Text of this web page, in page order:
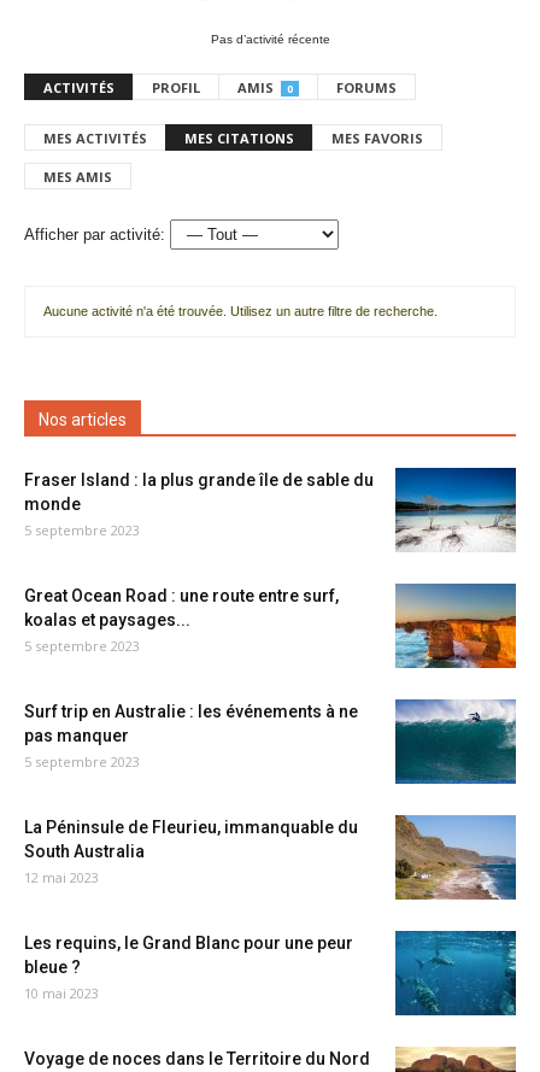
Pas d’activité récente
ACTIVITÉS PROFIL AMIS 0 FORUMS
MES ACTIVITÉS MES CITATIONS MES FAVORIS
MES AMIS
Afficher par activité:
Aucune activité n'a été trouvée. Utilisez un autre filtre de recherche.
Nos articles
Fraser Island : la plus grande île de sable du
monde
5 septembre 2023
Great Ocean Road : une route entre surf,
koalas et paysages...
5 septembre 2023
Surf trip en Australie : les événements à ne
pas manquer
5 septembre 2023
La Péninsule de Fleurieu, immanquable du
South Australia
12 mai 2023
Les requins, le Grand Blanc pour une peur
bleue ?
10 mai 2023
Voyage de noces dans le Territoire du Nord